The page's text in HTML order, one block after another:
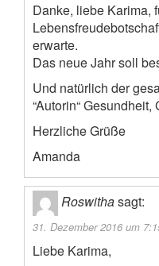
Danke, liebe Karima,
erwarte.
Das neue Jahr soll
Und natürlich der
“Autorin“
Herzliche Grüße
Amanda
Roswithasagt:
31. Dezember 2016 um
Liebe Karima,